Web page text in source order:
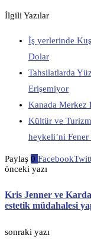
İlgili Yazılar
İş yerlerinde
Dolar
Tahsilatlarda
Erişemiyor
Kanada Merkez
Kültür ve
heykeli’ni
Paylaş 0 Facebook
önceki yazı
Kris Jenner ve
estetik müdahalesi
sonraki yazı